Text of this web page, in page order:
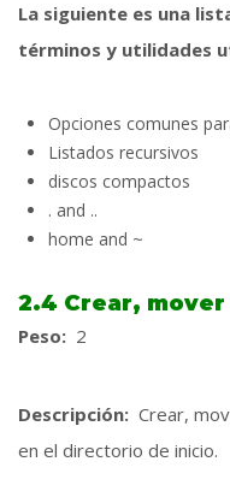
La siguiente es una
términos y utilidades
Opciones comunes
Listados recursivos
discos compactos
. and ..
home and ~
2.4 Crear,
Peso: 2
Descripción: Crear,
en el directorio de inicio.